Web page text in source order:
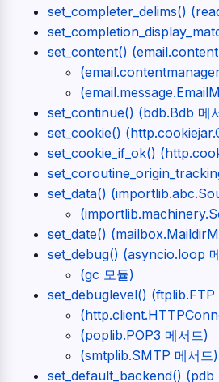
set_completer_delims()
set_content()
set_continue() (bdb.Bdb 메
set_cookie()
set_cookie_if_ok()
set_data()
set_date()
set_debug() (asyncio.loop
(gc 모듈)
set_debuglevel() (ftplib.FTP
(poplib.POP3 메서드)
(smtplib.SMTP 메서드)
set_default_backend() (pdb